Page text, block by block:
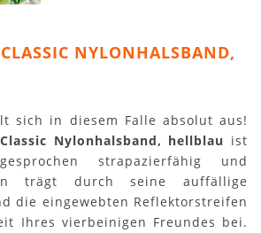
NYLONHALSBAND,
sich in diesem Falle absolut aus!
Nylonhalsband, hellblau ist
strapazierfähig und
trägt durch seine auffällige
die eingewebten Reflektorstreifen
Ihres vierbeinigen Freundes bei.